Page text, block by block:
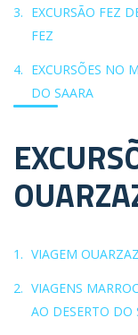
EXCURSÃO FEZ
FEZ
EXCURSÕES NO
DO SAARA
VIAGEM
VIAGENS
AO DESERTO DO